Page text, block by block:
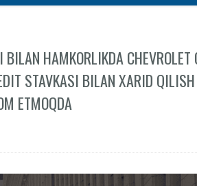
HAMKORLIKDA CHEVROLET
STAVKASI BILAN XARID QILISH
ETMOQDA